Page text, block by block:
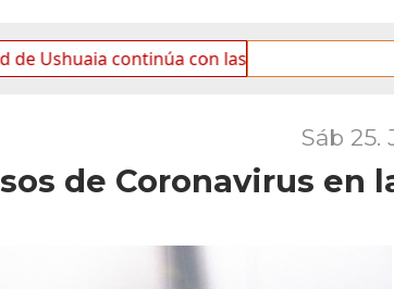
continúa con las tareas de mantenimiento
Sáb 25.
de Coronavirus en